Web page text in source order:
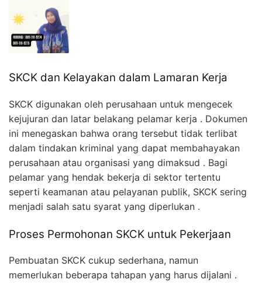
SKCK dan Kelayakan dalam Lamaran Kerja
SKCK digunakan oleh perusahaan untuk mengecek
kejujuran dan latar belakang pelamar kerja . Dokumen
ini menegaskan bahwa orang tersebut tidak terlibat
dalam tindakan kriminal yang dapat membahayakan
perusahaan atau organisasi yang dimaksud . Bagi
pelamar yang hendak bekerja di sektor tertentu
seperti keamanan atau pelayanan publik, SKCK sering
menjadi salah satu syarat yang diperlukan .
Proses Permohonan SKCK untuk Pekerjaan
Pembuatan SKCK cukup sederhana, namun
memerlukan beberapa tahapan yang harus dijalani .